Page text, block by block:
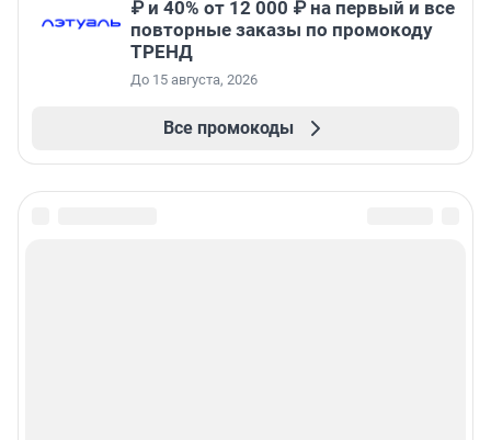
₽ и 40% от 12 000 ₽ на первый и все
повторные заказы по промокоду
ТРЕНД
До 15 августа, 2026
Все промокоды